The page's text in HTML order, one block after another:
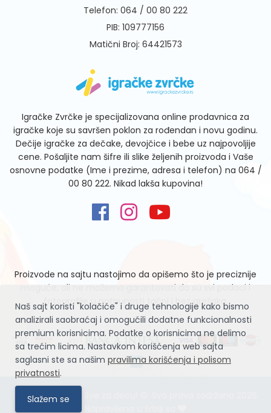
Naš sajt koristi "kolačiće" i druge tehnologije kako bismo
analizirali saobraćaj i omogućili dodatne funkcionalnosti
premium korisnicima. Podatke o korisnicima ne delimo
sa trećim licima. Nastavkom korišćenja web sajta
saglasni ste sa našim pravilima korišćenja i polisom
privatnosti.
Slažem se
Telefon: 064 / 00 80 222
PIB: 109777156
Matični Broj: 64421573
Igračke Zvrčke je specijalizovana online prodavnica za
igračke koje su savršen poklon za rođendan i novu godinu.
Dečije igračke za dečake, devojčice i bebe uz najpovoljije
cene. Pošaljite nam šifre ili slike željenih proizvoda i Vaše
osnovne podatke (Ime i prezime, adresa i telefon) na 064 /
00 80 222. Nikad lakša kupovina!
Proizvode na sajtu nastojimo da opišemo što je preciznije
moguće, ali ne možemo garantovati da su svi podaci i
fotografije u potpunosti tačni i bez grešaka.
Igračke Zvrčke – Sve za decu! ©. Sva prava zadržana 2026.